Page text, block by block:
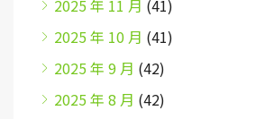
2025 年 11 月 (41)
2025 年 10 月 (41)
2025 年 9 月 (42)
2025 年 8 月 (42)